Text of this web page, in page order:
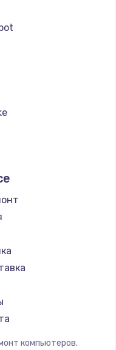
компьютеров.